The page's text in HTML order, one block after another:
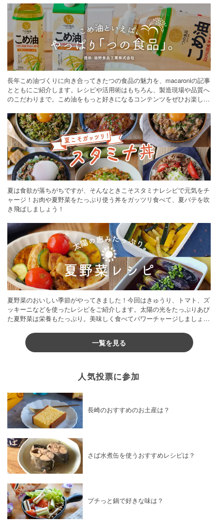
長年こめ油づくりに向き合ってきたつの食品の魅力を、macaroniの記事
とともにご紹介します。レシピや活用術はもちろん、製造現場や品質へ
のこだわりまで。こめ油をもっと好きになるコンテンツをぜひお楽しみ
夏は食欲が落ちがちですが、そんなときこそスタミナレシピで元気をチ
ャージ！お肉や夏野菜をたっぷり使う丼をガッツリ食べて、夏バテを吹
き飛ばしましょう！
夏野菜のおいしい季節がやってきました！今回はきゅうり、トマト、ズ
ッキーニなどを使ったレシピをご紹介します。太陽の光をたっぷりあび
た夏野菜は栄養もたっぷり。美味しく食べてパワーチャージしましょう
一覧を見る
人気投票に参加
長崎のおすすめのお土産は？
さば水煮缶を使うおすすめレシピは？
プチっと鍋で好きな味は？